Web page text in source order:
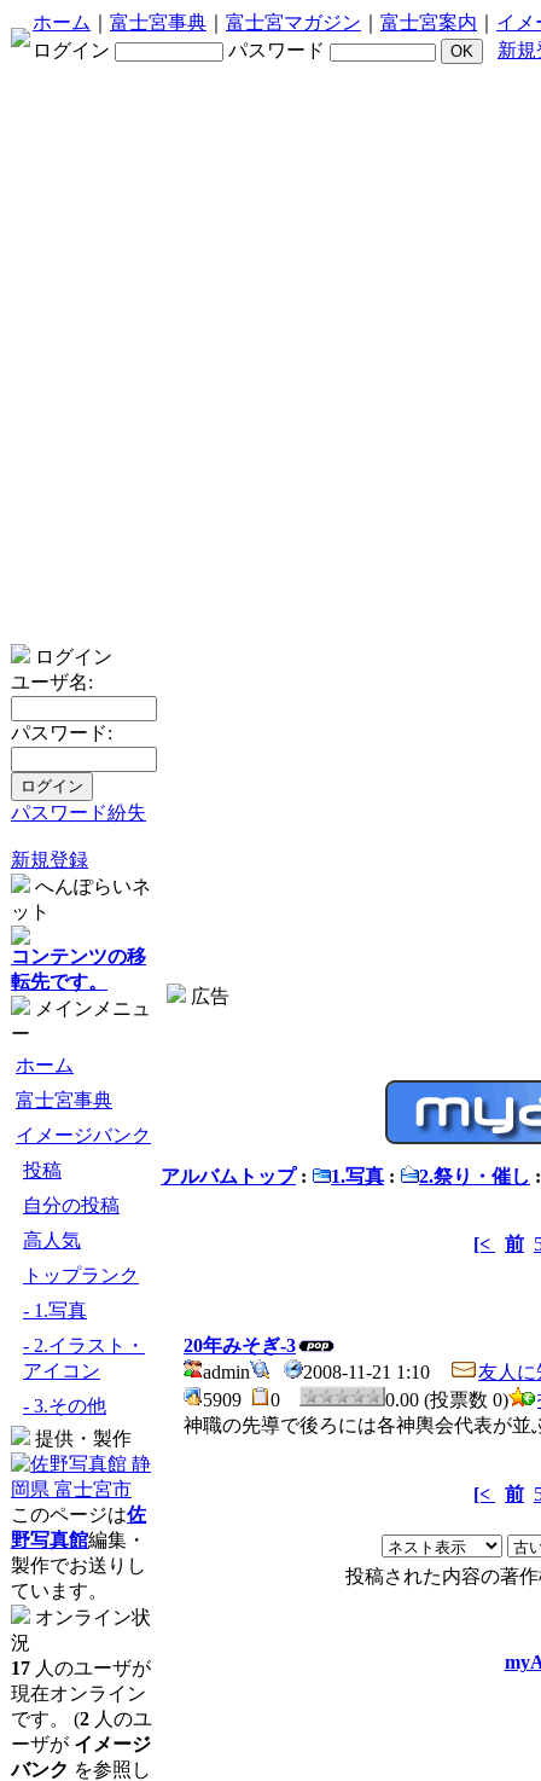
ホーム 富士宮事典 富士宮マガジン 富士宮案内
イメ
ログイン
パスワード 新規
ログイン
ユーザ名:
パスワード:
パスワード紛失
新規登録
へんぽらいネ
ット
コンテンツの移
転先です。
メインメニュ
ー
ホーム
富士宮事典
イメージバンク
投稿
自分の投稿
高人気
トップランク
- 1.写真
- 2.イラスト・
アイコン
- 3.その他
提供・製作
このページは佐
野写真館編集・
製作でお送りし
ています。
オンライン状
況
17 人のユーザが
現在オンライン
です。 (2 人のユ
ーザが イメージ
バンク を参照し
広告
アルバムトップ: 1.写真 : 2.祭り・催し
[< 前
20年みそぎ-3
admin
2008-11-21 1:10
友人に
5909
0 0.00 (投票数 0)
神職の先導で後ろには各神輿会代表が並
[< 前
投稿された内容の著